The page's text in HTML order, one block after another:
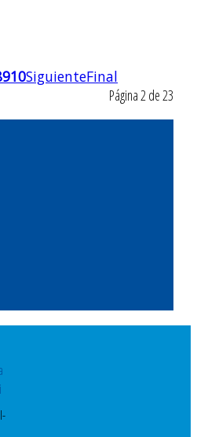
910SiguienteFinal
Página 2 de 23